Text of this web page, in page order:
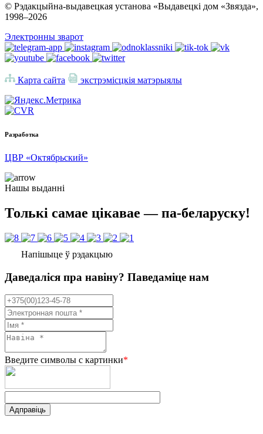
© Рэдакцыйна-выдавецкая установа «Выдавецкі дом «Звязда»,
1998–2026
Электронны зварот
Карта сайта экстрэмісцкія матэрыялы
Разработка
ЦВР «Октябрьский»
Нашы выданні
Толькі самае цікавае — па-беларуску!
Напішыце ў рэдакцыю
Даведаліся пра навіну? Паведаміце нам
Введите символы с картинки*
Адправіць